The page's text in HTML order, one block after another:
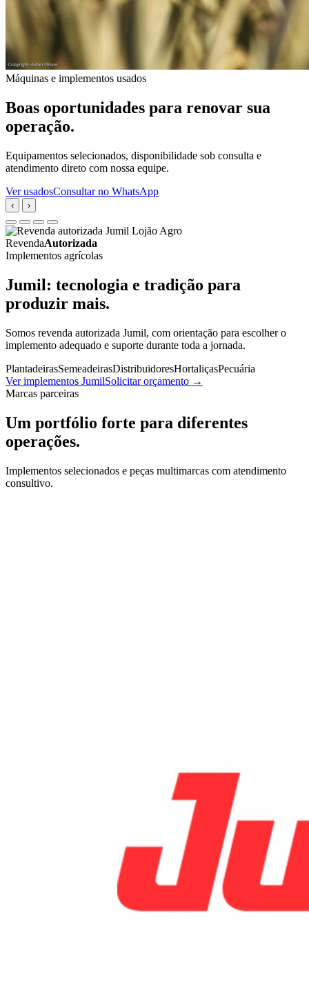
Máquinas e implementos usados
Boas oportunidades para renovar sua
operação.
Equipamentos selecionados, disponibilidade sob consulta e
atendimento direto com nossa equipe.
Ver usadosConsultar no WhatsApp
‹ ›
RevendaAutorizada
Implementos agrícolas
Jumil: tecnologia e tradição para
produzir mais.
Somos revenda autorizada Jumil, com orientação para escolher o
implemento adequado e suporte durante toda a jornada.
PlantadeirasSemeadeirasDistribuidoresHortaliçasPecuária
Ver implementos JumilSolicitar orçamento →
Marcas parceiras
Um portfólio forte para diferentes
operações.
Implementos selecionados e peças multimarcas com atendimento
consultivo.